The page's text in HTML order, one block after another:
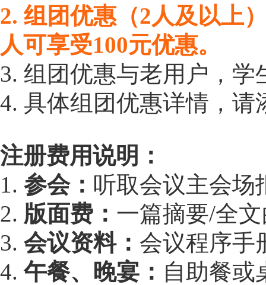
2. 组团优惠（2人及以上
人可享受100元优惠。
3. 组团优惠与老用户，
4. 具体组团优惠详情，请
注册费用说明：
1. 参会： 听取会议主会场
2. 版面费： 一篇摘要/全
3. 会议资料： 会议程序手
4.午餐、晚宴： 自助餐或